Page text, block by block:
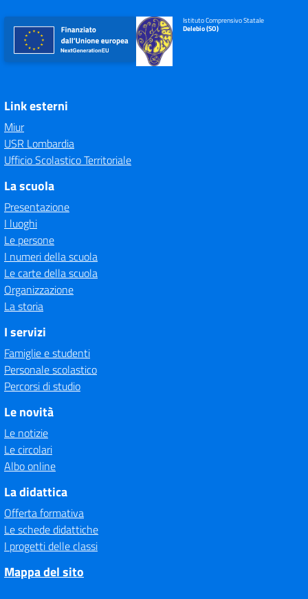
Istituto Comprensivo Statale
Delebio (SO)
Link esterni
Miur
USR Lombardia
Ufficio Scolastico Territoriale
La scuola
Presentazione
I luoghi
Le persone
I numeri della scuola
Le carte della scuola
Organizzazione
La storia
I servizi
Famiglie e studenti
Personale scolastico
Percorsi di studio
Le novità
Le notizie
Le circolari
Albo online
La didattica
Offerta formativa
Le schede didattiche
I progetti delle classi
Mappa del sito